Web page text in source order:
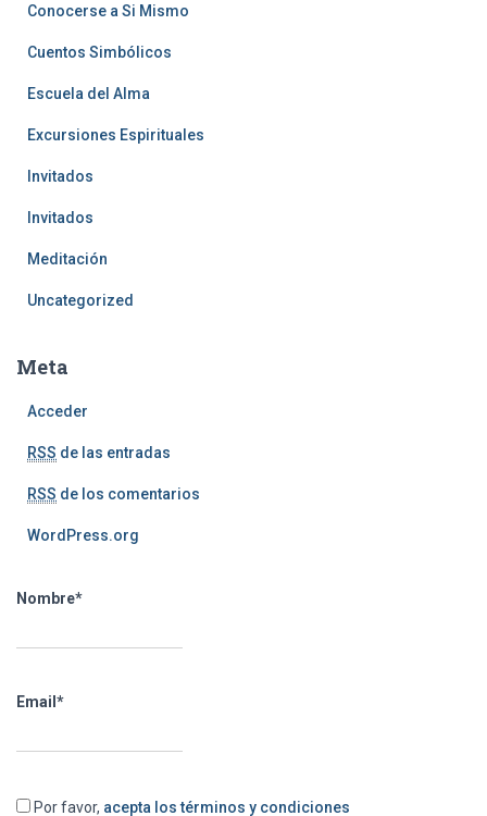
Conocerse a Si Mismo
Cuentos Simbólicos
Escuela del Alma
Excursiones Espirituales
Invitados
Invitados
Meditación
Uncategorized
Meta
Acceder
RSS de las entradas
RSS de los comentarios
WordPress.org
Nombre*
Email*
Por favor, acepta los términos y condiciones